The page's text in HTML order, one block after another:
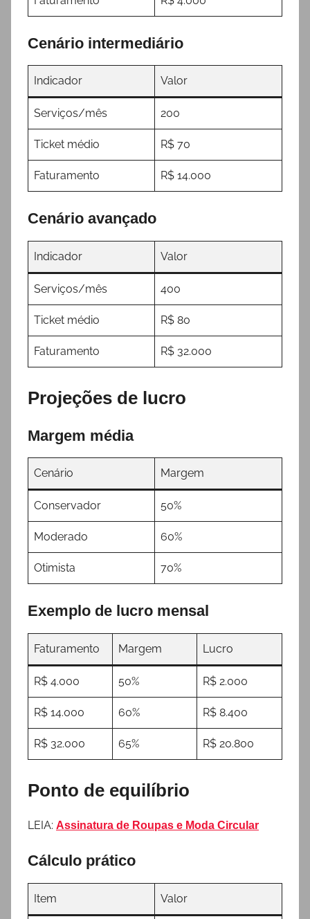
Cenário intermediário
Indicador Valor
Serviços/mês 200
Ticket médio R$ 70
Faturamento R$ 14.000
Cenário avançado
Indicador Valor
Serviços/mês 400
Ticket médio R$ 80
Faturamento R$ 32.000
Projeções de lucro
Margem média
Cenário Margem
Conservador 50%
Moderado 60%
Otimista 70%
Exemplo de lucro mensal
Faturamento Margem Lucro
R$ 4.000 50% R$ 2.000
R$ 14.000 60% R$ 8.400
R$ 32.000 65% R$ 20.800
Ponto de equilíbrio
LEIA: Assinatura de Roupas e Moda Circular
Cálculo prático
Item Valor